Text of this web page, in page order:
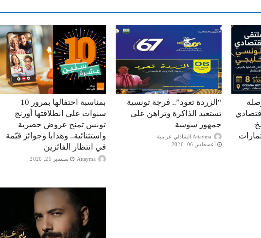
بمناسبة احتفالها بمرور 10
سنوات على انطلاقتها أورنج
تونس تمنح عروض حصرية
واستثنائية.. وهدايا وجوائز قيّمة
في انتظار الفائزين
Attayma سبتمبر 21, 2020
“الزردة تعود”.. فرجة تونسية
تستعيد الذاكرة وتراهن على
جمهور سوسة
Attayma الشاذلي عرايبية
أغسطس 06, 2026